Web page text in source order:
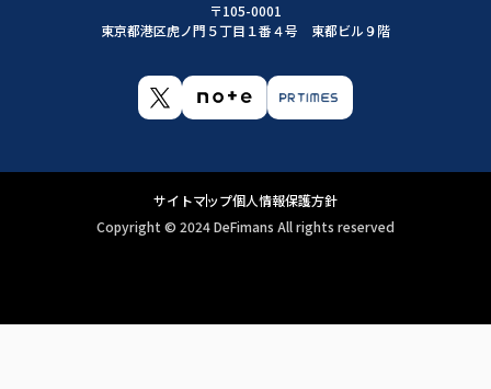
〒105-0001
東京都港区虎ノ門５丁目１番４号 東都ビル９階
サイトマップ個人情報保護方針
Copyright ©︎ 2024 DeFimans All rights reserved